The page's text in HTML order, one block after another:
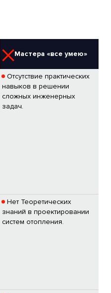
Мастера «все умею»
Отсутствие практических
навыков в решении
сложных инженерных
задач.
Нет Теоретических
знаний в проектировании
систем отопления.